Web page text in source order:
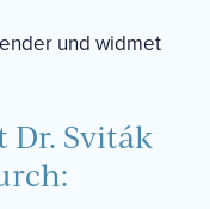
und widmet
Dr. Sviták